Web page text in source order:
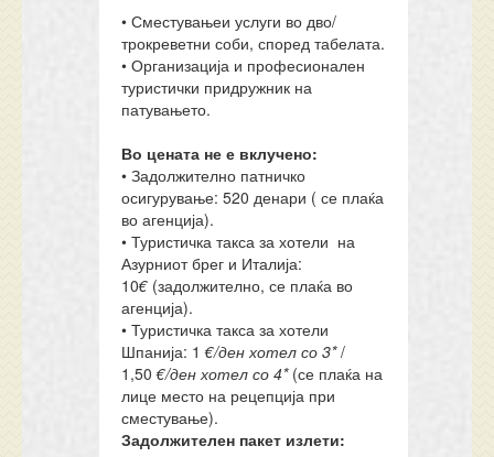
• Сместувањеи услуги во дво/
трокреветни соби, според табелата.
• Организација и професионален
туристички придружник на
патувањето.
Во цената не е вклучено:
• Задолжително патничко
осигурување: 520 денари ( се плаќа
во агенција).
• Туристичка такса за хотели на
Азурниот брег и Италија:
10€ (задолжително, се плаќа во
агенција).
• Туристичка такса за хотели
Шпанија: 1€/ден хотел со 3*/
1,50€/ден хотел со 4*(се плаќа на
лице место на рецепција при
сместување).
Задолжителен пакет излети: